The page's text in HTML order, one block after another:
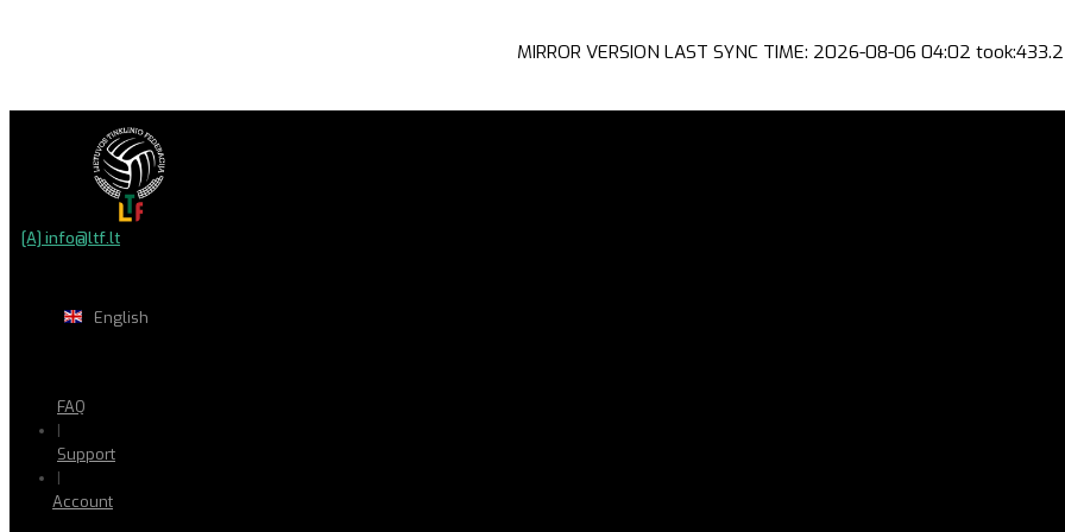
MIRROR VERSION LAST SYNC TIME: 2026-08-06 04:02
[A] info@ltf.lt
English
FAQ
|
Support
|
Account